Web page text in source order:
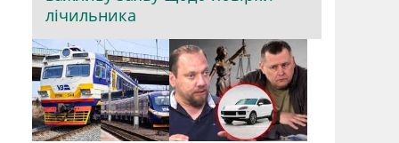
лічильника